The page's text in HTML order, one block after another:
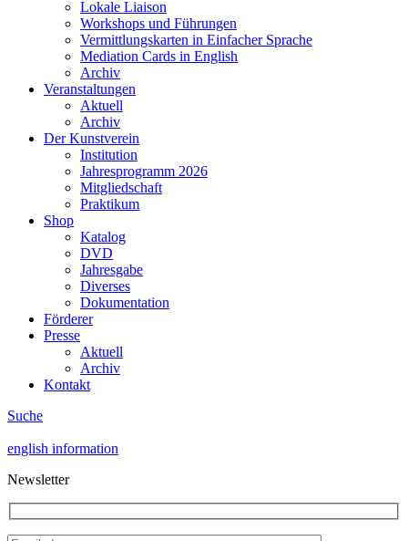
Lokale Liaison
Workshops und Führungen
Vermittlungskarten in Einfacher Sprache
Mediation Cards in English
Archiv
Veranstaltungen
Aktuell
Archiv
Der Kunstverein
Institution
Jahresprogramm 2026
Mitgliedschaft
Praktikum
Shop
Katalog
DVD
Jahresgabe
Diverses
Dokumentation
Förderer
Presse
Aktuell
Archiv
Kontakt
Suche
english information
Newsletter